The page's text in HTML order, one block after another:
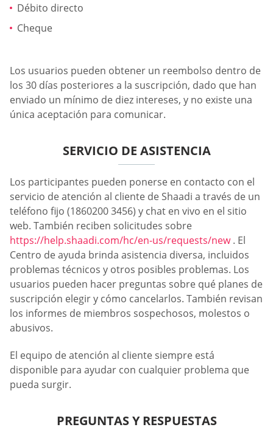
Débito directo
Cheque
Los usuarios pueden obtener un reembolso dentro de
los 30 días posteriores a la suscripción, dado que han
enviado un mínimo de diez intereses, y no existe una
única aceptación para comunicar.
SERVICIO DE ASISTENCIA
Los participantes pueden ponerse en contacto con el
servicio de atención al cliente de Shaadi a través de un
teléfono fijo (1860200 3456) y chat en vivo en el sitio
web. También reciben solicitudes sobre
https://help.shaadi.com/hc/en-us/requests/new. El
Centro de ayuda brinda asistencia diversa, incluidos
problemas técnicos y otros posibles problemas. Los
usuarios pueden hacer preguntas sobre qué planes de
suscripción elegir y cómo cancelarlos. También revisan
los informes de miembros sospechosos, molestos o
abusivos.
El equipo de atención al cliente siempre está
disponible para ayudar con cualquier problema que
pueda surgir.
PREGUNTAS Y RESPUESTAS